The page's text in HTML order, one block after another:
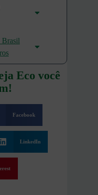
Brasil
Eco você
Facebook
LinkedIn